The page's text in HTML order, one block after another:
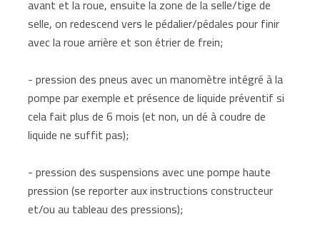
avant et la roue, ensuite la zone de la selle/tige de
selle, on redescend vers le pédalier/pédales pour finir
avec la roue arrière et son étrier de frein;
- pression des pneus avec un manomètre intégré à la
pompe par exemple et présence de liquide préventif si
cela fait plus de 6 mois (et non, un dé à coudre de
liquide ne suffit pas);
- pression des suspensions avec une pompe haute
pression (se reporter aux instructions constructeur
et/ou au tableau des pressions);